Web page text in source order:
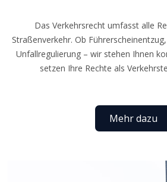
Das Verkehrsrecht umfasst alle
Straßenverkehr. Ob
Unfallregulierung – wir stehen Ihnen
setzen Ihre Rechte als
Mehr dazu